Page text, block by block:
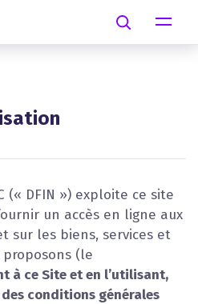
Search
(« DFIN ») exploite ce site
un accès en ligne aux
sur les biens, services et
(le
à ce Site et en l’utilisant,
conditions générales